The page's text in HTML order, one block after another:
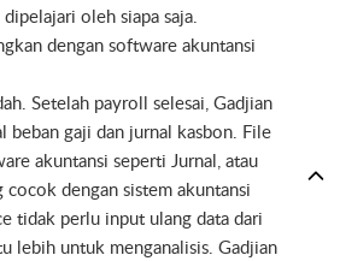
oleh siapa saja.
dengan software akuntansi
Setelah payroll selesai, Gadjian
beban gaji dan jurnal kasbon. File
akuntansi seperti Jurnal, atau
dengan sistem akuntansi
tidak perlu input ulang data dari
lebih untuk menganalisis. Gadjian